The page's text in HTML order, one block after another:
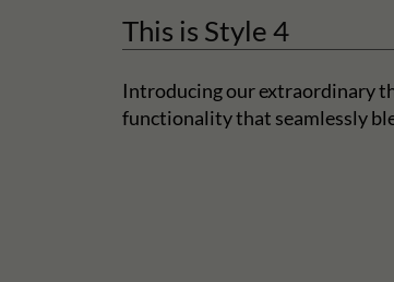
This is Style 4
Introducing our extraordinary
functionality that seamlessly